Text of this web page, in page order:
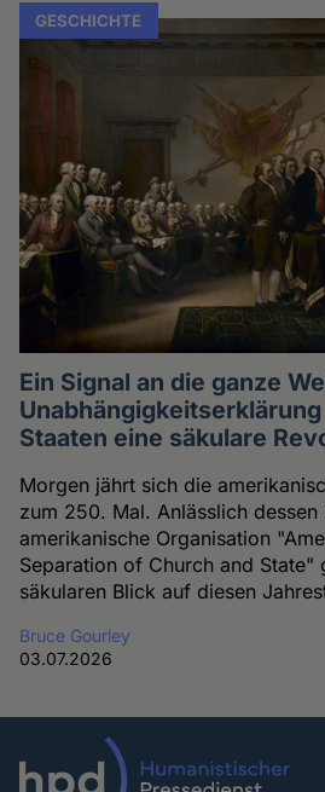
GESCHICHTE
Ein Signal an die ganze
Staaten eine säkulare
Morgen jährt sich die
zum 250. Mal. Anlässlich
amerikanische Organisation
Separation of Church and State"
säkularen Blick auf diesen
Bruce Gourley
03.07.2026